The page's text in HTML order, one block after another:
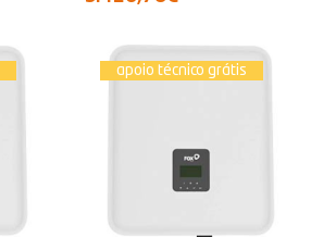
apoio técnico grátis